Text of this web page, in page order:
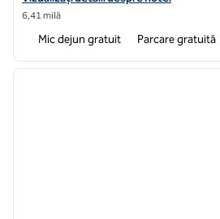
6,41 milă
Mic dejun gratuit Parcare gratuită
1 din 12